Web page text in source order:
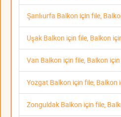
Şanlıurfa Balkon için file,
Uşak Balkon için file, Balkon
Van Balkon için file, Balkon
Yozgat Balkon için file, Balkon
Zonguldak Balkon için file,